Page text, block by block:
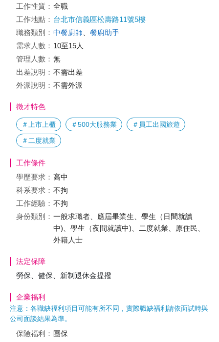
工作性質： 全職
工作地點： 台北市信義區松壽路11號5樓
職務類別： 中餐廚師
餐廚助手
需求人數： 10至15人
管理人數： 無
出差說明： 不需出差
外派說明： 不需外派
徵才特色
＃上市上櫃 ＃500大服務業 ＃員工出國旅遊
＃二度就業
工作條件
學歷要求： 高中
科系要求： 不拘
工作經驗： 不拘
身份類別： 一般求職者、應屆畢業生、學生（日間就讀
中)、學生（夜間就讀中)、二度就業、原住民、
外籍人士
法定保障
勞保、健保、新制退休金提撥
企業福利
注意：各職缺福利項目可能有所不同，實際職缺福利請依面試時與
公司面談結果為準。
保險福利： 團保